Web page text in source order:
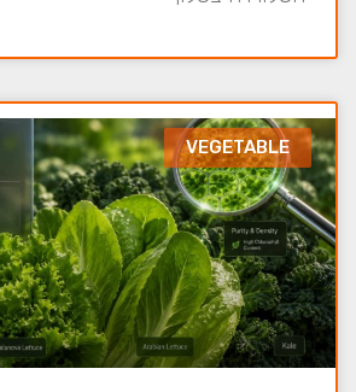
VEGETABLE